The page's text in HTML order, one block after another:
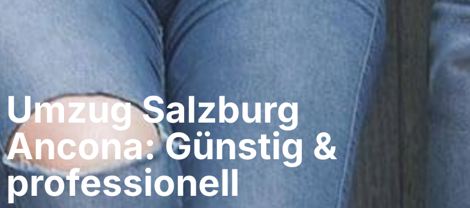
Umzug Salzburg​
Ancona: Günstig &
professionell​